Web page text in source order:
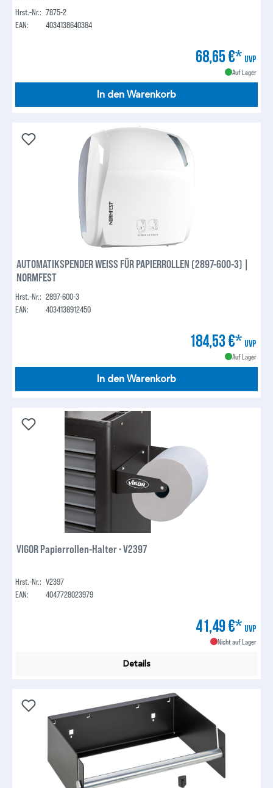
Hrst.-Nr.: 7875-2
EAN:
4034138640384
68,65 €* UVP
Auf Lager
In den Warenkorb
AUTOMATIKSPENDER WEISS FÜR PAPIERROLLEN (2897-600-3) |
NORMFEST
Hrst.-Nr.: 2897-600-3
EAN:
4034138912450
184,53 €* UVP
Auf Lager
In den Warenkorb
VIGOR Papierrollen-Halter ∙ V2397
Hrst.-Nr.: V2397
EAN:
4047728023979
41,49 €* UVP
Nicht auf Lager
Details